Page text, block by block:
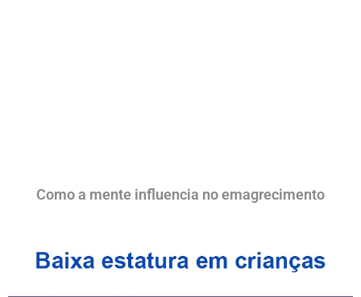
Como a mente influencia no emagrecimento